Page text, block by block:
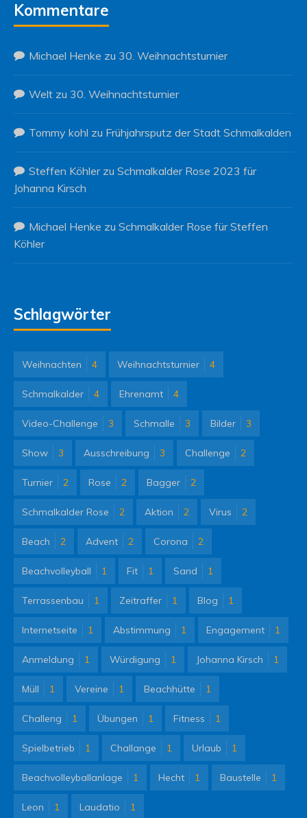
Kommentare
Michael Henke zu 30. Weihnachtsturnier
Welt zu 30. Weihnachtsturnier
Tommy kohl zu Frühjahrsputz der Stadt Schmalkalden
Steffen Köhlerzu Schmalkalder Rose 2023 für
Johanna Kirsch
Michael Henke zu Schmalkalder Rose für Steffen
Köhler
Schlagwörter
Weihnachten 4 Weihnachtsturnier 4
Schmalkalder 4 Ehrenamt 4
Video-Challenge 3 Schmalle 3 Bilder 3
Show 3 Ausschreibung 3 Challenge 2
Turnier 2 Rose 2 Bagger 2
Schmalkalder Rose 2 Aktion 2 Virus 2
Beach 2 Advent 2 Corona 2
Beachvolleyball 1 Fit 1 Sand 1
Terrassenbau 1 Zeitraffer 1 Blog 1
Internetseite 1 Abstimmung 1 Engagement 1
Anmeldung 1 Würdigung 1 Johanna Kirsch 1
Müll 1 Vereine 1 Beachhütte 1
Challeng 1 Übungen 1 Fitness 1
Spielbetrieb 1 Challange 1 Urlaub 1
Beachvolleyballanlage 1 Hecht 1 Baustelle 1
Leon 1 Laudatio 1